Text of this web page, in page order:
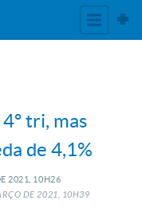
tri, mas
de 4,1%
2021, 10H26
DE2021, 10H39